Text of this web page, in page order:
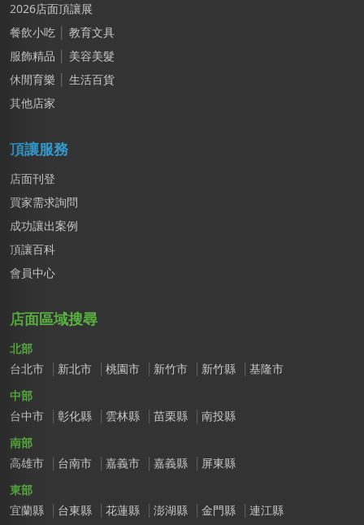
陳X姐
台北市｜預算 10萬~30萬元
徐X
台北市｜預算 10萬元以下
新北市｜預算 10萬~30萬元
2026店面頂讓展
餐飲小吃
教育文具
服飾精品
美容美髮
休閒育樂
生活百貨
其他店家
頂讓服務
店面刊登
買家需求詢問
成功讓出案例
頂讓百科
會員中心
店面區域搜尋
北部
台北市
新北市 桃園市 新竹市 新竹縣
基隆市
中部
台中市
彰化縣 雲林縣 苗栗縣
南投縣
南部
高雄市
台南市 嘉義市 嘉義縣
屏東縣
東部
宜蘭縣
台東縣 花蓮縣 澎湖縣 金門縣 連江縣